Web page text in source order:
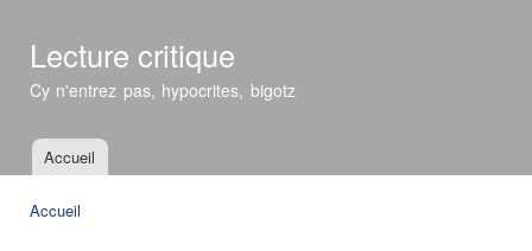
Lecture critique
Cy n'entrez pas, hypocrites, bigotz
Menu principal
Accueil
Accueil